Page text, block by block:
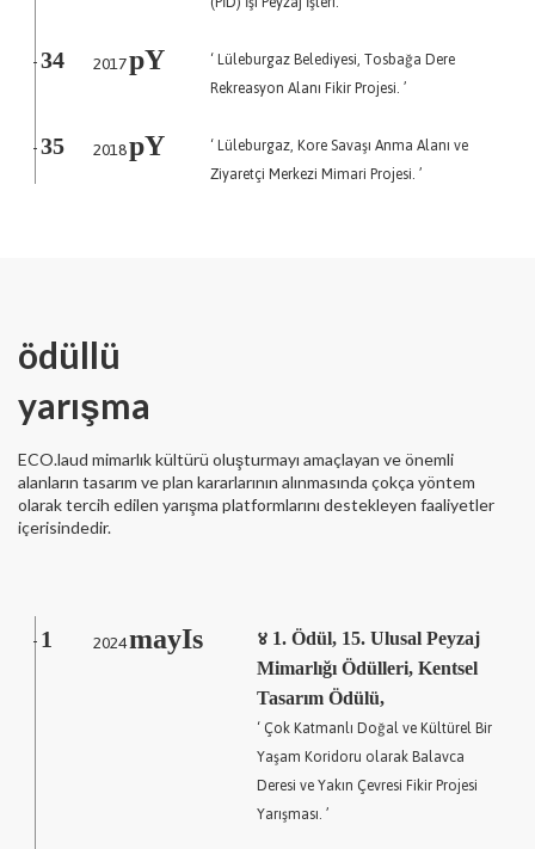
-34 2017pY
‘ Lüleburgaz Belediyesi, Tosbağa Dere
Rekreasyon Alanı Fikir Projesi. ’
-35 2018pY
‘ Lüleburgaz, Kore Savaşı Anma Alanı ve
Ziyaretçi Merkezi Mimari Projesi. ’
ödüllü
yarışma
ECO.laud mimarlık kültürü oluşturmayı amaçlayan ve önemli
alanların tasarım ve plan kararlarının alınmasında çokça yöntem
olarak tercih edilen yarışma platformlarını destekleyen faaliyetler
içerisindedir.
- 1 2024mayIs
४ 1. Ödül, 15. Ulusal Peyzaj
Mimarlığı Ödülleri, Kentsel
Tasarım Ödülü,
‘ Çok Katmanlı Doğal ve Kültürel Bir
Yaşam Koridoru olarak Balavca
Deresi ve Yakın Çevresi Fikir Projesi
Yarışması. ’